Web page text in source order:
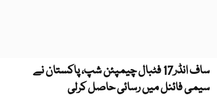
ساف انڈر17 فٹبال چیمپئن شپ، پاکستان نے
سیمی فائنل میں رسائی حاصل کرلی